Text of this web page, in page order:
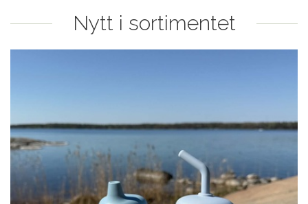
Nytt i sortimentet